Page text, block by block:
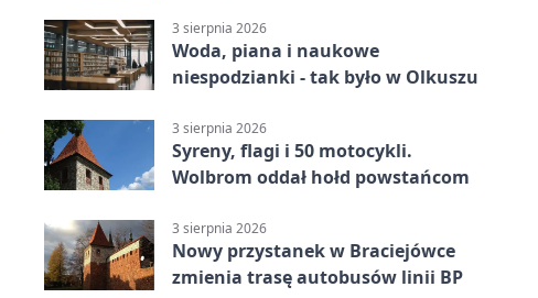
3 sierpnia 2026
Woda, piana i naukowe
niespodzianki - tak było w Olkuszu
3 sierpnia 2026
Syreny, flagi i 50 motocykli.
Wolbrom oddał hołd powstańcom
3 sierpnia 2026
Nowy przystanek w Braciejówce
zmienia trasę autobusów linii BP